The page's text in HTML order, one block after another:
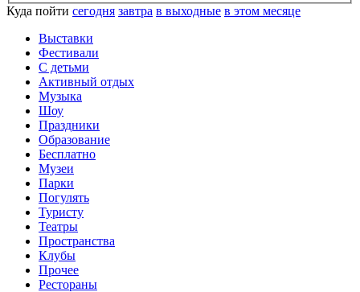
Куда пойти сегодня завтра в выходные в этом месяце
Выставки
Фестивали
С детьми
Активный отдых
Музыка
Шоу
Праздники
Образование
Бесплатно
Музеи
Парки
Погулять
Туристу
Театры
Пространства
Клубы
Прочее
Рестораны